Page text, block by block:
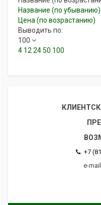
Название (по убыванию)
Цена (по возрастанию)
Выводить по:
100
4 12 2450 100
+7
e-